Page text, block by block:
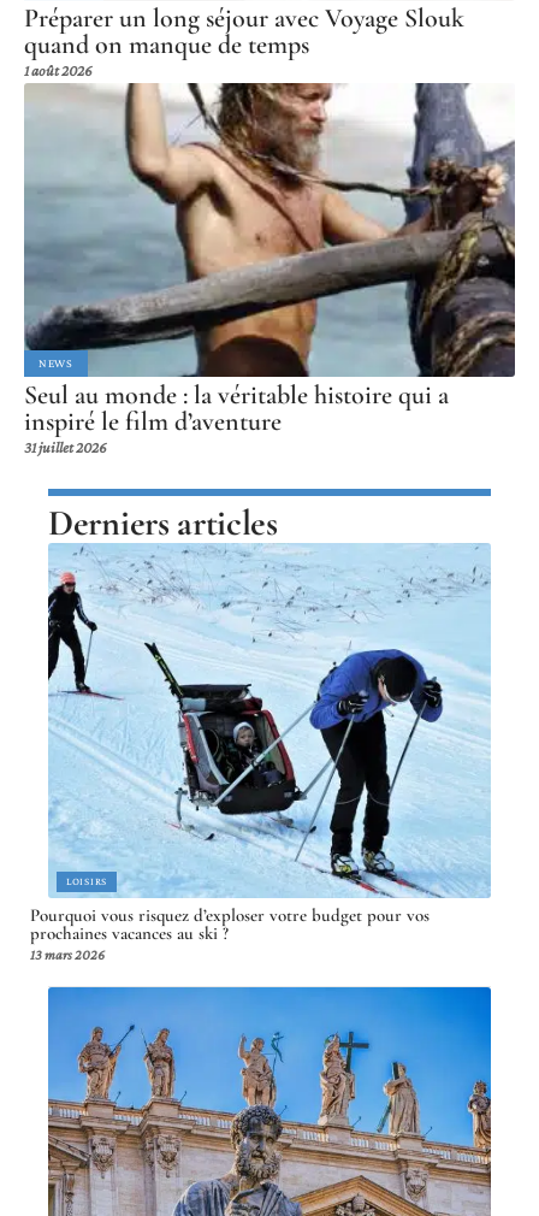
Préparer un long séjour avec Voyage Slouk
quand on manque de temps
1 août 2026
NEWS
Seul au monde : la véritable histoire qui a
inspiré le film d’aventure
31 juillet 2026
Derniers articles
LOISIRS
Pourquoi vous risquez d’exploser votre budget pour vos
prochaines vacances au ski ?
13 mars 2026